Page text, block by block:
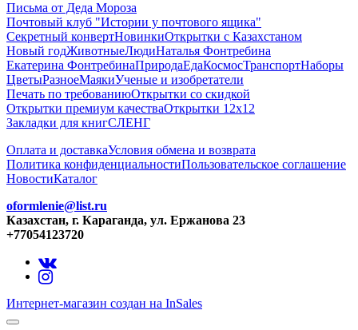
Письма от Деда Мороза
Почтовый клуб "Истории у почтового ящика"
Секретный конвертНовинкиОткрытки с Казахстаном
Новый годЖивотныеЛюдиНаталья Фонтребина
Екатерина ФонтребинаПриродаЕдаКосмосТранспортНаборы
ЦветыРазноеМаякиУченые и изобретатели
Печать по требованиюОткрытки со скидкой
Открытки премиум качестваОткрытки 12х12
Закладки для книгСЛЕНГ
Оплата и доставкаУсловия обмена и возврата
Политика конфиденциальностиПользовательское соглашение
НовостиКаталог
oformlenie@list.ru
Казахстан, г. Караганда, ул. Ержанова 23
+77054123720
Интернет-магазин создан на InSales